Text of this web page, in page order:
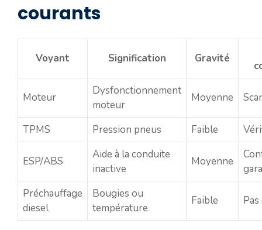
courants
Voyant Signification Gravité
Moteur
Dysfonctionnement
moteur
Moyenne
TPMS Pression pneus Faible
ESP/ABS
Aide à la conduite
inactive
Moyenne
Préchauffage
diesel
Bougies ou
température
Faible